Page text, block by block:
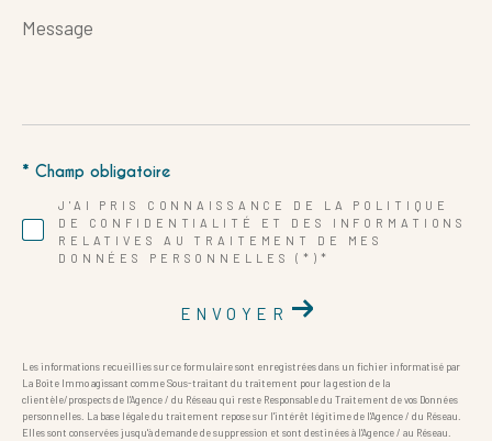
Message
*
J'AI PRIS CONNAISSANCE DE LA POLITIQUE
DE CONFIDENTIALITÉ ET DES INFORMATIONS
RELATIVES AU TRAITEMENT DE MES
DONNÉES PERSONNELLES (*)*
* Champ obligatoire
ENVOYER
Les informations recueillies sur ce formulaire sont enregistrées dans un fichier informatisé par
La Boite Immo agissant comme Sous-traitant du traitement pour la gestion de la
clientèle/prospects de l'Agence / du Réseau qui reste Responsable du Traitement de vos Données
personnelles. La base légale du traitement repose sur l'intérêt légitime de l'Agence / du Réseau.
Elles sont conservées jusqu'à demande de suppression et sont destinées à l'Agence / au Réseau.